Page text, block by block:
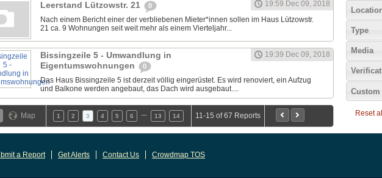
Leerstand Lützowstr. 21 0
19:59 Dec 09, 2018
Nach einem Bericht einer der verbliebenen Mieter*innen sollen im Haus Lützowstr.
21 ca. 9 Wohnungen seit weit mehr als einem Vierteljahr...
Bissingzeile 5 - Umwandlung in
Eigentumswohnungen
0
19:39 Dec 09, 2018
Das Haus Bissingzeile 5 ist derzeit völlig eingerüstet. Es wird renoviert, ein Aufzug
und Balkone werden angebaut, das Dach wird ausgebaut....
Map 1 2 3 4 5 6 13 14 11-15 of 67 Reports
Type
Media
Reset
a Report Get Alerts Contact Us Crowdmap TOS